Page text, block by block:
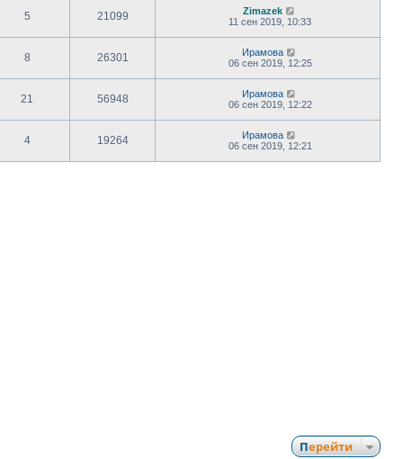
5 21099
Zimazek
11 сен 2019, 10:33
8 26301
Ирамова
06 сен 2019, 12:25
21 56948
Ирамова
06 сен 2019, 12:22
4 19264
Ирамова
06 сен 2019, 12:21
Перейти